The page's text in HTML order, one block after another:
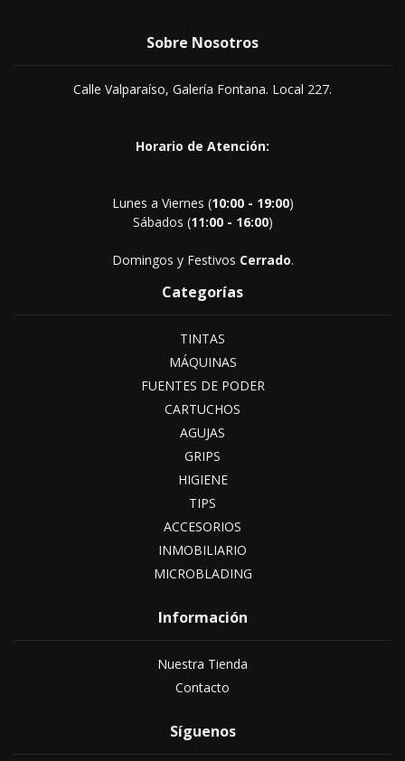
Sobre Nosotros
Calle Valparaíso, Galería Fontana. Local 227.
Horario de Atención:
Lunes a Viernes (10:00 - 19:00)
Sábados (11:00 - 16:00)
Domingos y Festivos Cerrado.
Categorías
TINTAS
MÁQUINAS
FUENTES DE PODER
CARTUCHOS
AGUJAS
GRIPS
HIGIENE
TIPS
ACCESORIOS
INMOBILIARIO
MICROBLADING
Información
Nuestra Tienda
Contacto
Síguenos